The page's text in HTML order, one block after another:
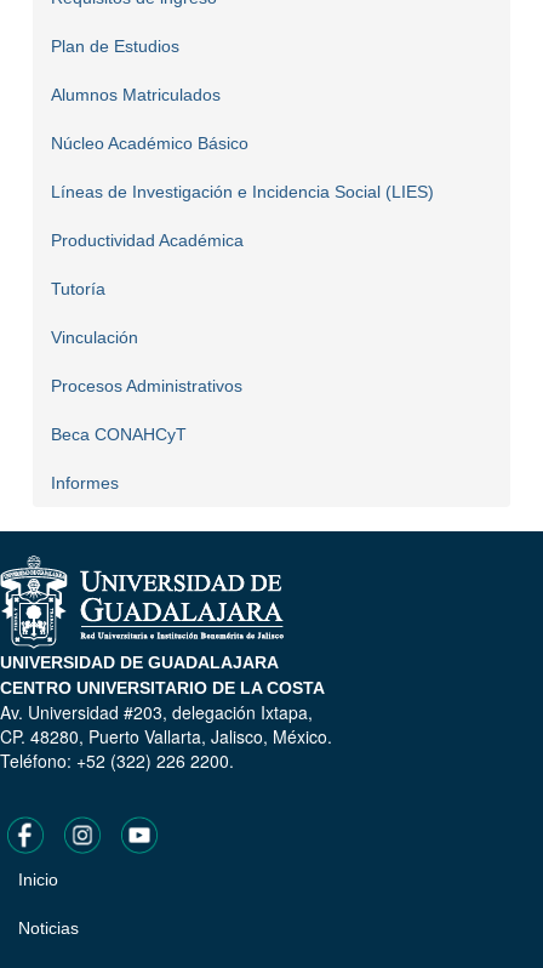
Plan de Estudios
Alumnos Matriculados
Núcleo Académico Básico
Líneas de Investigación e Incidencia Social (LIES)
Productividad Académica
Tutoría
Vinculación
Procesos Administrativos
Beca CONAHCyT
Informes
UNIVERSIDAD DE GUADALAJARA
CENTRO UNIVERSITARIO DE LA COSTA
Av. Universidad #203, delegación Ixtapa,
CP. 48280, Puerto Vallarta, Jalisco, México.
Teléfono: +52 (322) 226 2200.
Pie
de
Inicio
Noticias